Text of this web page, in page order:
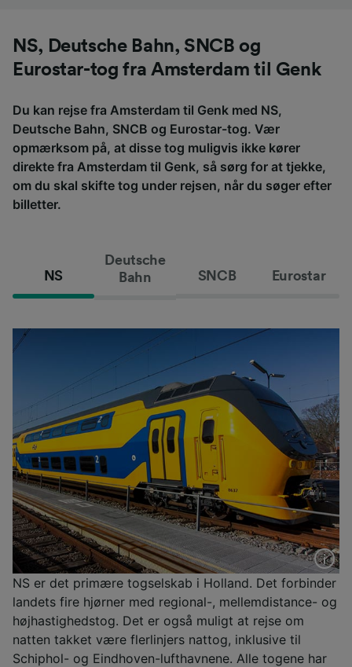
NS, Deutsche Bahn, SNCB og
Eurostar-tog fra Amsterdam til Genk
Du kan rejse fra Amsterdam til Genk med NS,
Deutsche Bahn, SNCB og Eurostar-tog. Vær
opmærksom på, at disse tog muligvis ikke kører
direkte fra Amsterdam til Genk, så sørg for at tjekke,
om du skal skifte tog under rejsen, når du søger efter
billetter.
NS
Deutsche
Bahn
SNCB Eurostar
NS er det primære togselskab i Holland. Det forbinder
landets fire hjørner med regional-, mellemdistance- og
højhastighedstog. Det er også muligt at rejse om
natten takket være flerlinjers nattog, inklusive til
Schiphol- og Eindhoven-lufthavnene. Alle togene har